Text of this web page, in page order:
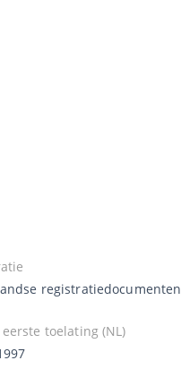
registratiedocumenten
toelating (NL)